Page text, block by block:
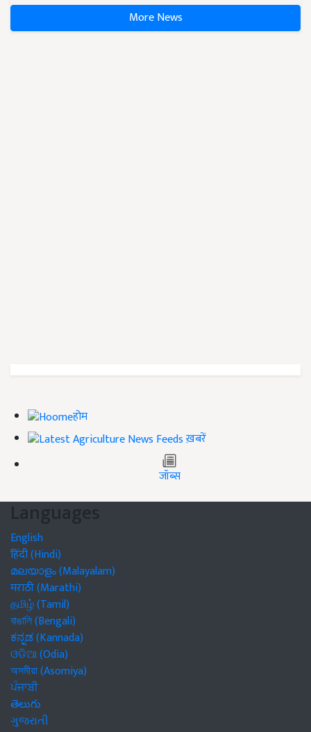
More News
होम
ख़बरें
जॉब्स
Languages
English
हिंदी (Hindi)
മലയാളം (Malayalam)
मराठी (Marathi)
தமிழ் (Tamil)
বাঙালি (Bengali)
ಕನ್ನಡ (Kannada)
ଓଡିଆ (Odia)
অসমীয়া (Asomiya)
ਪੰਜਾਬੀ
తెలుగు
ગુજરાતી